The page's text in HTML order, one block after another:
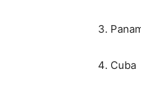
Cuba